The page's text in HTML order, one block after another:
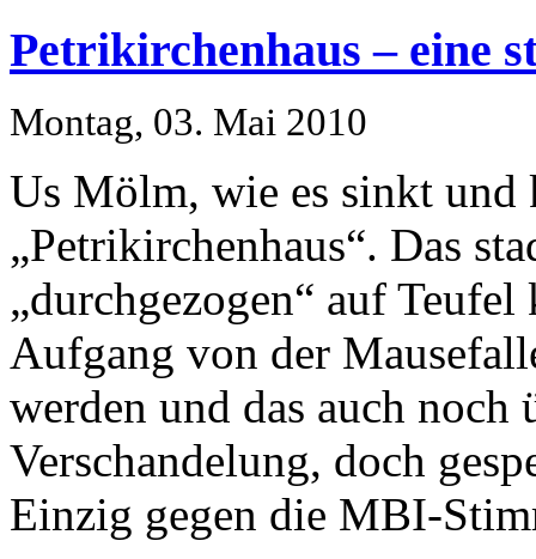
Petrikirchenhaus – eine
Montag, 03. Mai 2010
Us Mölm, wie es sinkt und
„Petrikirchenhaus“. Das
„durchgezogen“ auf
Aufgang von der
werden und das auch
Verschandelung, doch
Einzig gegen die MBI-